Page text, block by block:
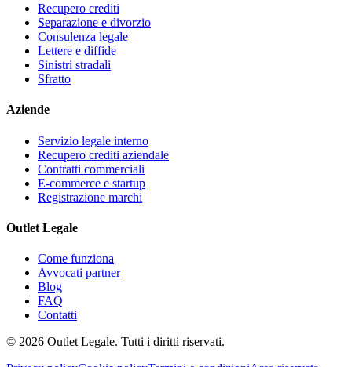
Recupero crediti
Separazione e divorzio
Consulenza legale
Lettere e diffide
Sinistri stradali
Sfratto
Aziende
Servizio legale interno
Recupero crediti aziendale
Contratti commerciali
E-commerce e startup
Registrazione marchi
Outlet Legale
Come funziona
Avvocati partner
Blog
FAQ
Contatti
© 2026 Outlet Legale. Tutti i diritti riservati.